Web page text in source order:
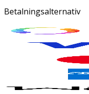
Betalningsalternativ